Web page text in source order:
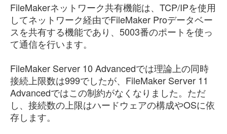
FileMakerネットワーク共有機能は、TCP/IPを使用
してネットワーク経由でFileMaker Proデータベー
スを共有する機能であり、5003番のポートを使っ
て通信を行います。
FileMaker Server 10 Advancedでは理論上の同時
接続上限数は999でしたが、FileMaker Server 11
Advancedではこの制約がなくなりました。ただ
し、接続数の上限はハードウェアの構成やOSに依
存します。